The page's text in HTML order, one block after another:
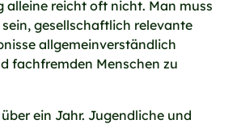
alleine reicht oft nicht. Man muss
gesellschaftlich relevante
allgemeinverständlich
fachfremden Menschen zu
ein Jahr. Jugendliche und